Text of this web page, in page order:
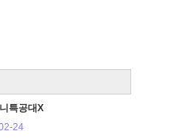
특공대X
24